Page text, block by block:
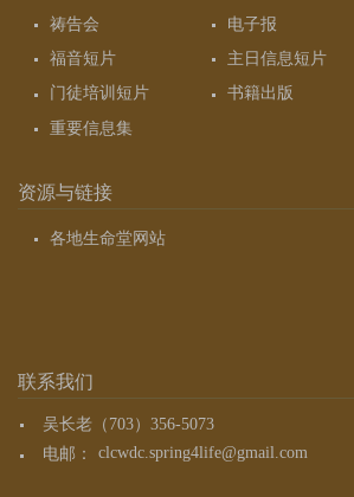
祷告会
电子报
福音短片
主日信息短片
门徒培训短片
书籍出版
重要信息集
资源与链接
各地生命堂网站
联系我们
吴长老（703）356-5073
电邮：
clcwdc.spring4life@gmail.com